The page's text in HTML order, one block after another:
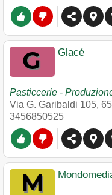
Glacé
Pasticcerie -
Via G. Garibaldi 105,
3456850525